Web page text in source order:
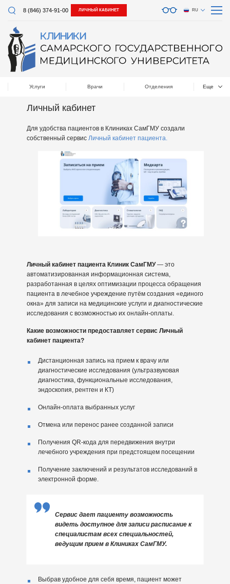
8 (846) 374-91-00 ЛИЧНЫЙ КАБИНЕТ RU
Услуги Врачи Отделения Еще
Личный кабинет
Для удобства пациентов в Клиниках СамГМУ создали
собственный сервис Личный кабинет пациента.
Личный кабинет пациента Клиник СамГМУ— это
автоматизированная информационная система,
разработанная в целях оптимизации процесса обращения
пациента в лечебное учреждение путём создания «единого
окна» для записи на медицинские услуги и диагностические
исследования с возможностью их онлайн-оплаты.
Какие возможности предоставляет сервис Личный
кабинет пациента?
Дистанционная запись на прием к врачу или
диагностические исследования (ультразвуковая
диагностика, функциональные исследования,
эндоскопия, рентген и КТ)
Онлайн-оплата выбранных услуг
Отмена или перенос ранее созданной записи
Получения QR-кода для передвижения внутри
лечебного учреждения при предстоящем посещении
Получение заключений и результатов исследований в
электронной форме.
Сервис дает пациенту возможность
видеть доступное для записи расписание к
специалистам всех специальностей,
ведущим прием в Клиниках СамГМУ.
Выбрав удобное для себя время, пациент может